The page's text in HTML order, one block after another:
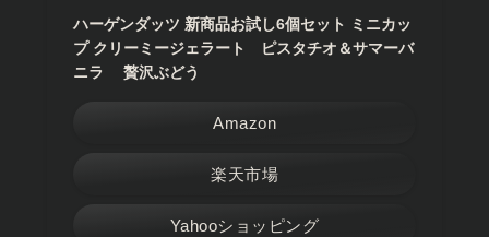
ハーゲンダッツ 新商品お試し6個セット ミニカッ
プ クリーミージェラート ピスタチオ＆サマーバ
ニラ 贅沢ぶどう
Amazon
楽天市場
Yahooショッピング